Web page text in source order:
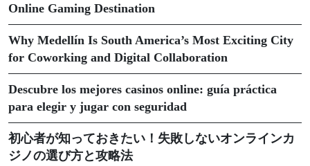
Online Gaming Destination
Why Medellín Is South America’s Most Exciting City
for Coworking and Digital Collaboration
Descubre los mejores casinos online: guía práctica
para elegir y jugar con seguridad
初心者が知っておきたい！失敗しないオンラインカ
ジノの選び方と攻略法